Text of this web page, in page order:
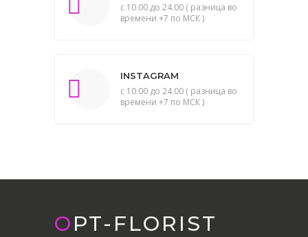
с 10.00 до 24.00 ( разница во
времени +7 по МСК )
INSTAGRAM
с 10.00 до 24.00 ( разница во
времени +7 по МСК )
OPT-FLORIST